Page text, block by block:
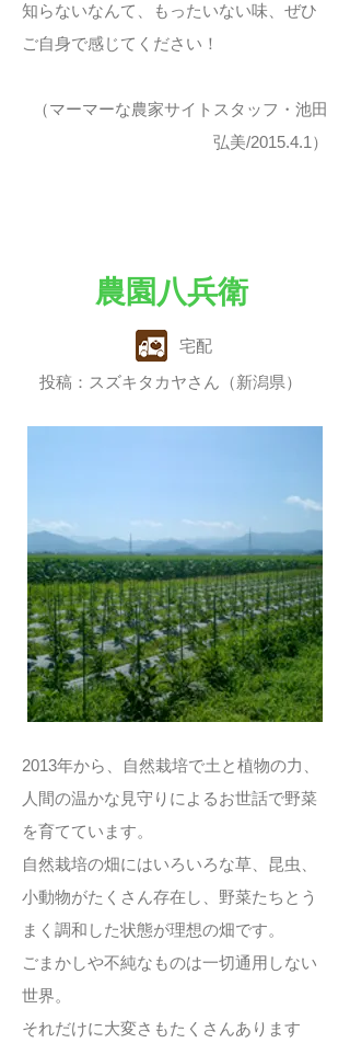
知らないなんて、もったいない味、ぜひ
ご自身で感じてください！
（マーマーな農家サイトスタッフ・池田
弘美/2015.4.1）
農園八兵衛
宅配
投稿：スズキタカヤさん（新潟県）
2013年から、自然栽培で土と植物の力、
人間の温かな見守りによるお世話で野菜
を育てています。
自然栽培の畑にはいろいろな草、昆虫、
小動物がたくさん存在し、野菜たちとう
まく調和した状態が理想の畑です。
ごまかしや不純なものは一切通用しない
世界。
それだけに大変さもたくさんあります